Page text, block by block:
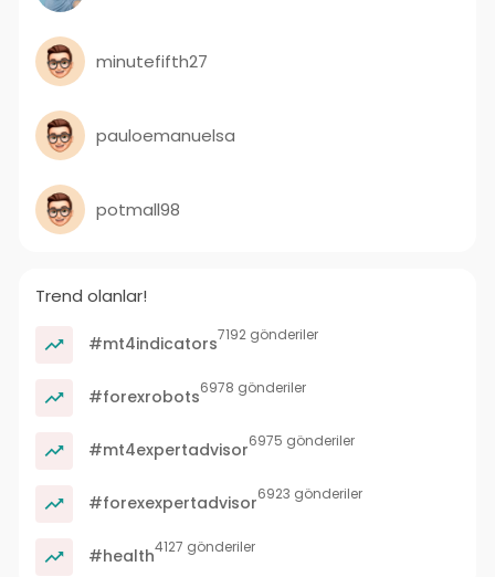
minutefifth27
pauloemanuelsa
potmall98
Trend olanlar!
#mt4indicators7192 gönderiler
#forexrobots6978 gönderiler
#mt4expertadvisor6975 gönderiler
#forexexpertadvisor6923 gönderiler
#health4127 gönderiler